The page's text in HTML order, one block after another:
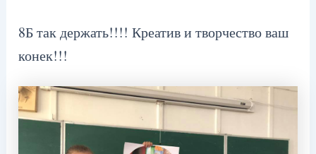
8Б так держать!!!! Креатив и творчество ваш
конек!!!